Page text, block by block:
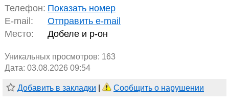
Телефон: Показать номер
E-mail:
Отправить e-mail
Место:
Добеле и р-он
Уникальных просмотров: 163
Дата: 03.08.2026 09:54
Добавить в закладки Сообщить о нарушении